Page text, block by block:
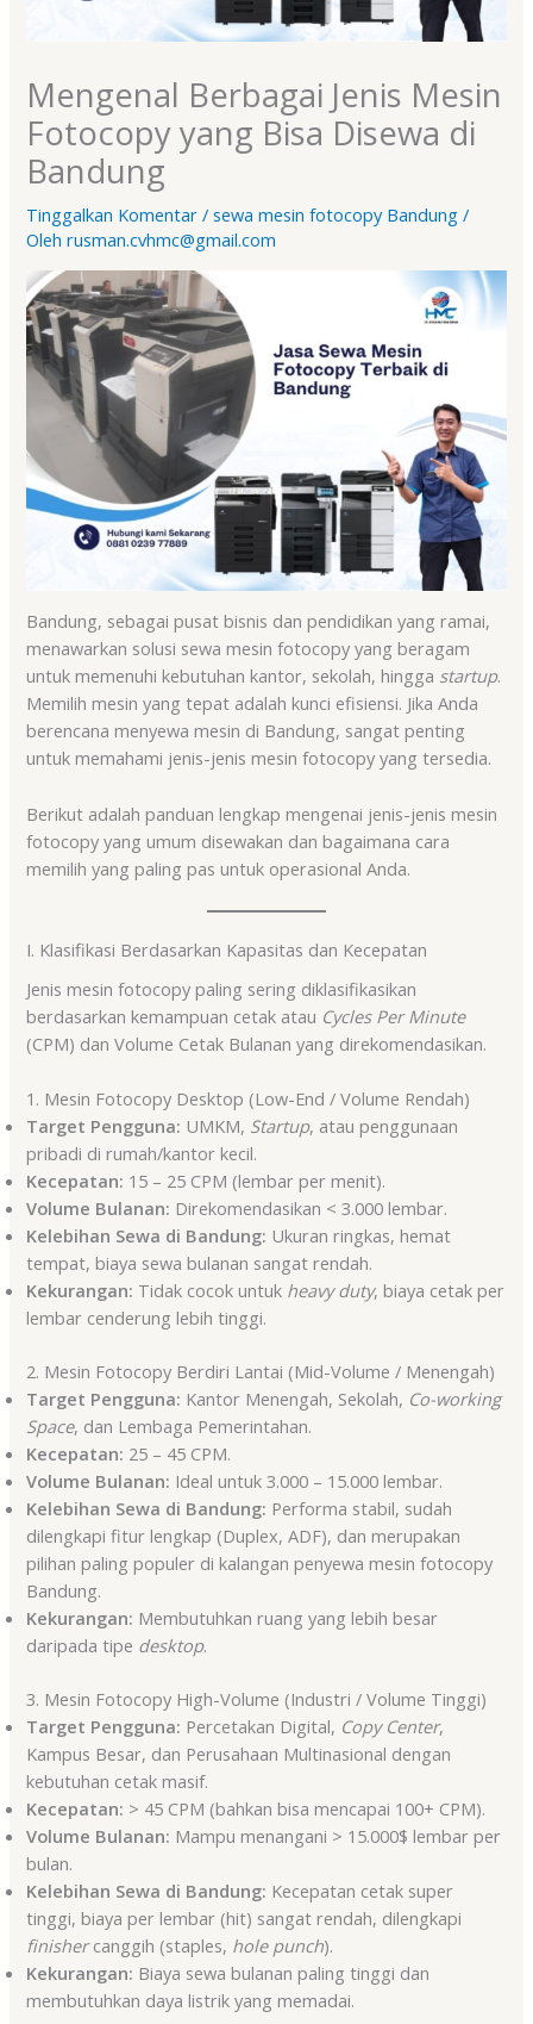
Mengenal Berbagai Jenis Mesin
Fotocopy yang Bisa Disewa di
Bandung
Tinggalkan Komentar /sewa mesin fotocopy Bandung /
Olehrusman.cvhmc@gmail.com
Bandung, sebagai pusat bisnis dan pendidikan yang ramai,
menawarkan solusi sewa mesin fotocopy yang beragam
untuk memenuhi kebutuhan kantor, sekolah, hingga startup.
Memilih mesin yang tepat adalah kunci efisiensi. Jika Anda
berencana menyewa mesin di Bandung, sangat penting
untuk memahami jenis-jenis mesin fotocopy yang tersedia.
Berikut adalah panduan lengkap mengenai jenis-jenis mesin
fotocopy yang umum disewakan dan bagaimana cara
memilih yang paling pas untuk operasional Anda.
I. Klasifikasi Berdasarkan Kapasitas dan Kecepatan
Jenis mesin fotocopy paling sering diklasifikasikan
berdasarkan kemampuan cetak atau Cycles Per Minute
(CPM) dan Volume Cetak Bulanan yang direkomendasikan.
1. Mesin Fotocopy Desktop (Low-End / Volume Rendah)
Target Pengguna: UMKM, Startup, atau penggunaan
pribadi di rumah/kantor kecil.
Kecepatan: 15 – 25 CPM (lembar per menit).
Volume Bulanan: Direkomendasikan < 3.000 lembar.
Kelebihan Sewa di Bandung: Ukuran ringkas, hemat
tempat, biaya sewa bulanan sangat rendah.
Kekurangan: Tidak cocok untuk heavy duty, biaya cetak per
lembar cenderung lebih tinggi.
2. Mesin Fotocopy Berdiri Lantai (Mid-Volume / Menengah)
Target Pengguna: Kantor Menengah, Sekolah, Co-working
Space, dan Lembaga Pemerintahan.
Kecepatan: 25 – 45 CPM.
Volume Bulanan: Ideal untuk 3.000 – 15.000 lembar.
Kelebihan Sewa di Bandung: Performa stabil, sudah
dilengkapi fitur lengkap (Duplex, ADF), dan merupakan
pilihan paling populer di kalangan penyewa mesin fotocopy
Bandung.
Kekurangan: Membutuhkan ruang yang lebih besar
daripada tipe desktop.
3. Mesin Fotocopy High-Volume (Industri / Volume Tinggi)
Target Pengguna: Percetakan Digital, Copy Center,
Kampus Besar, dan Perusahaan Multinasional dengan
kebutuhan cetak masif.
Kecepatan: > 45 CPM (bahkan bisa mencapai 100+ CPM).
Volume Bulanan: Mampu menangani > 15.000$ lembar per
bulan.
Kelebihan Sewa di Bandung: Kecepatan cetak super
tinggi, biaya per lembar (hit) sangat rendah, dilengkapi
finishercanggih (staples, hole punch).
Kekurangan: Biaya sewa bulanan paling tinggi dan
membutuhkan daya listrik yang memadai.